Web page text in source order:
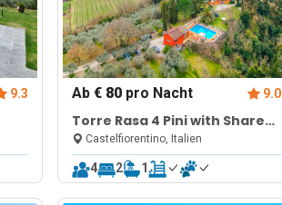
9.3 Ab € 80pro Nacht 9.0
Torre Rasa 4 Pini with Shared
PoolCastelfiorentino, Italien
4 2 1